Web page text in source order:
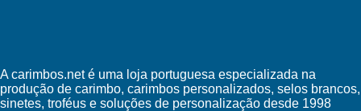
A carimbos.net é uma loja portuguesa especializada na
produção de carimbo, carimbos personalizados, selos brancos,
sinetes, troféus e soluções de personalização desde 1998